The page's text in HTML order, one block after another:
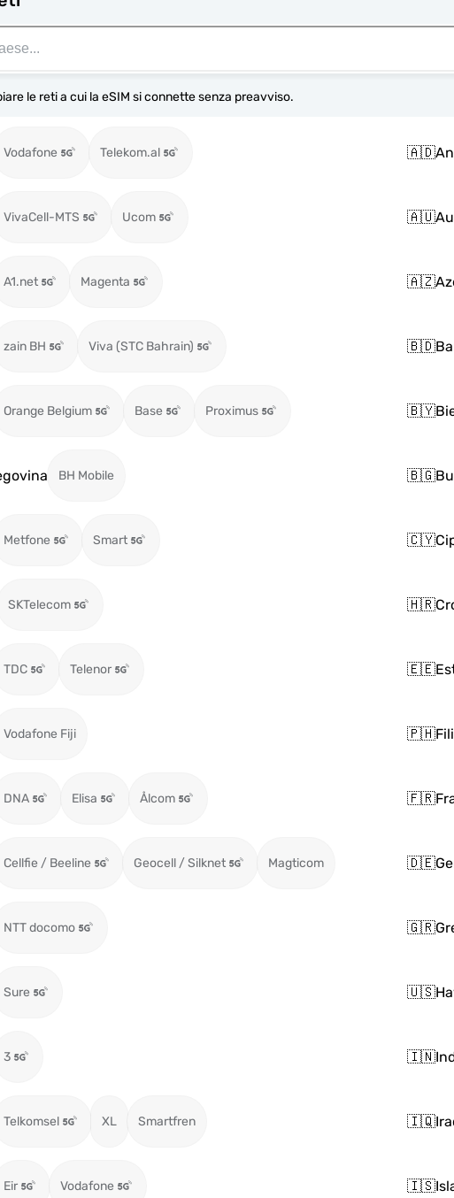
le reti a cui la eSIM si connette senza preavviso.
Vodafone Telekom.al 🇦🇩
VivaCell-MTS Ucom 🇦🇺
A1.net Magenta 🇦🇿
zain BH Viva (STC Bahrain) 🇧🇩
Orange Belgium Base Proximus 🇧🇾
BH Mobile 🇧🇬
Metfone Smart 🇨🇾
SKTelecom 🇭🇷
TDC Telenor 🇪🇪
Vodafone Fiji 🇵🇭
DNA Elisa Ålcom 🇫🇷
Cellfie / Beeline Geocell / Silknet Magticom 🇩🇪
NTT docomo 🇬🇷
Sure 🇺🇸
3 🇮🇳
Telkomsel XL Smartfren 🇮🇶
Eir Vodafone 🇮🇸